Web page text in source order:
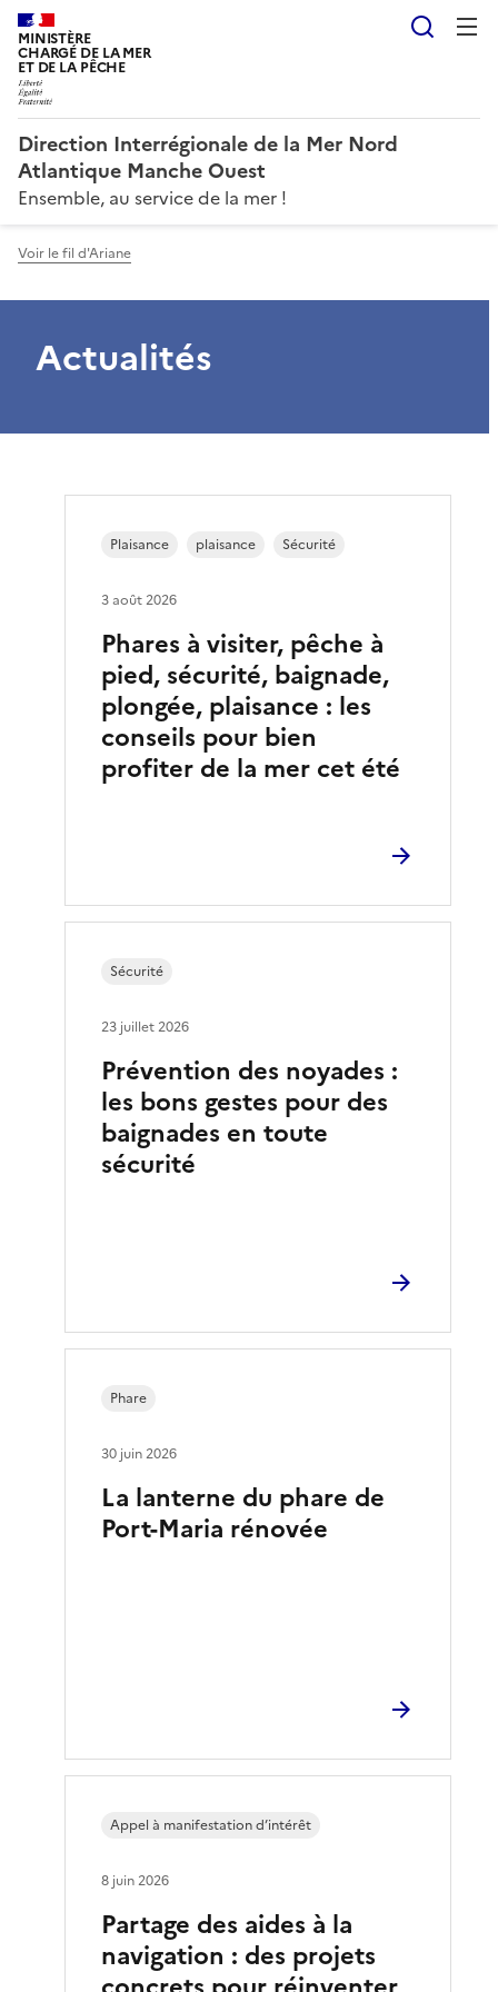
MINISTÈRE
CHARGÉ DE LA MER
ET DE LA PÊCHE
Direction Interrégionale de la Mer Nord
Atlantique Manche Ouest
Ensemble, au service de la mer !
Voir le fil d'Ariane
Actualités
Phares à visiter, pêche à
pied, sécurité, baignade,
plongée, plaisance : les
conseils pour bien
profiter de la mer cet été
Plaisance plaisance Sécurité
3 août 2026
Prévention des noyades :
les bons gestes pour des
baignades en toute
sécurité
Sécurité
23 juillet 2026
La lanterne du phare de
Port-Maria rénovée
Phare
30 juin 2026
Partage des aides à la
navigation : des projets
Appel à manifestation d’intérêt
8 juin 2026